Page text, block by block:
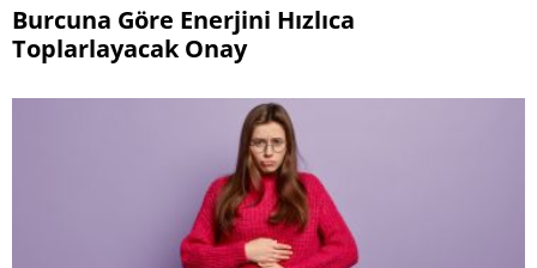
Burcuna Göre Enerjini Hızlıca
Toplarlayacak Onay